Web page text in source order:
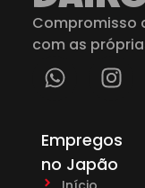
Compromisso
com as
Empregos
no Japão